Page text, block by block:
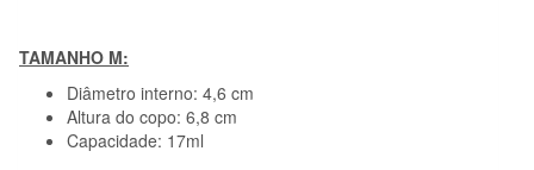
TAMANHO M:
Diâmetro interno: 4,6 cm
Altura do copo: 6,8 cm
Capacidade: 17ml